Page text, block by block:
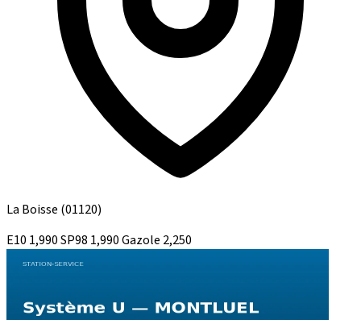
La Boisse (01120)
E10 1,990SP98 1,990Gazole 2,250